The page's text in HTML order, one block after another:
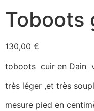
Toboots
130,00 €
toboots cuir en Dain
très léger ,et très
mesure pied en